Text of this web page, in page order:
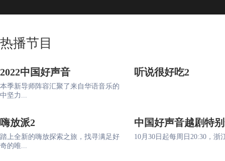
热播节目
2022中国好声音
本季新导师阵容汇聚了来自华语音乐的
中坚力...
听说很好吃2
嗨放派2
踏上全新的嗨放探索之旅，找寻满足好
奇的唯...
中国好声音越剧特
10月30日起每周日20:30，浙